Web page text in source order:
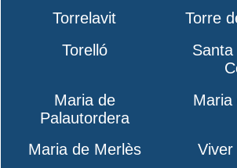
Torrelavit
Torre
Torelló
Maria de
Palautordera
Maria
Maria de Merlès
Viver